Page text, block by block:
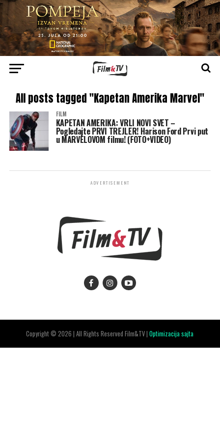
All posts tagged "Kapetan Amerika Marvel"
FILM
KAPETAN AMERIKA: VRLI NOVI SVET –
Pogledajte PRVI TREJLER! Harison Ford Prvi put
u MARVELOVOM filmu! (FOTO+VIDEO)
ADVERTISEMENT
Copyright © 2026 | All Rights Reserved Film&TV |Optimizacija sajta